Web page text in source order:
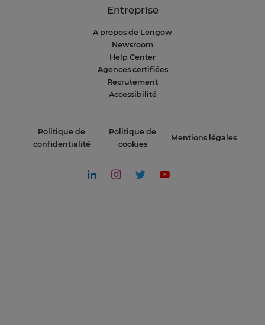
Entreprise
A propos de Lengow
Newsroom
Help Center
Agences certifiées
Recrutement
Accessibilité
Politique de
confidentialité
Politique de
cookies
Mentions légales